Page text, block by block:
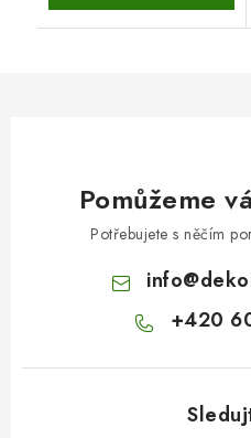
Pomůžeme
Potřebujete s něčím
info@
+420